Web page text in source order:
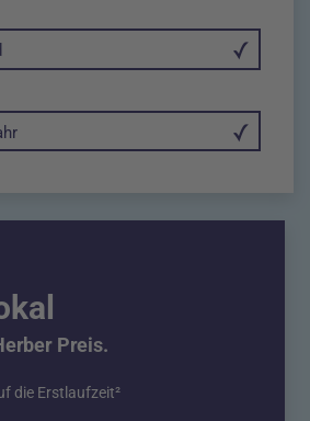
Preis.
die Erstlaufzeit²